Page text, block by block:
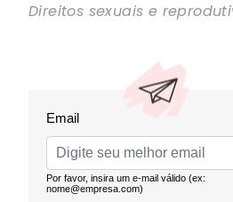
Direitos sexuais e